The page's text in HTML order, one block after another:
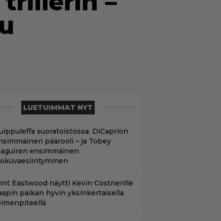
LUETUIMMAT NYT
suoratoistossa: DiCaprion
päärooli – ja Tobey
ensimmäinen
Eastwood näytti Kevin Costnerille
paikan hyvin yksinkertaisella